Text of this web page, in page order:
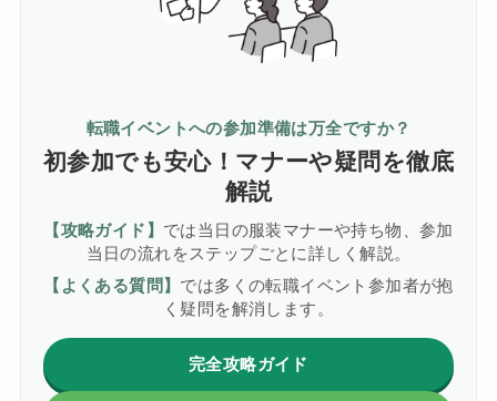
転職イベントへの参加準備は万全ですか？
初参加でも安心！マナーや疑問を徹底
解説
【攻略ガイド】 では当日の服装マナーや持ち物、参加
当日の流れをステップごとに詳しく解説。
【よくある質問】 では多くの転職イベント参加者が抱
く疑問を解消します。
完全攻略ガイド